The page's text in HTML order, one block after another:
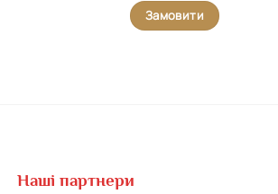
Замовити
Наші партнери